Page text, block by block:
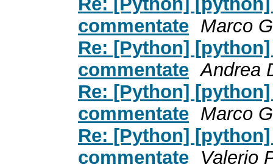
commentate Marco
Re: [Python]
commentate Andrea
Re: [Python]
commentate Marco
Re: [Python]
commentate Valerio